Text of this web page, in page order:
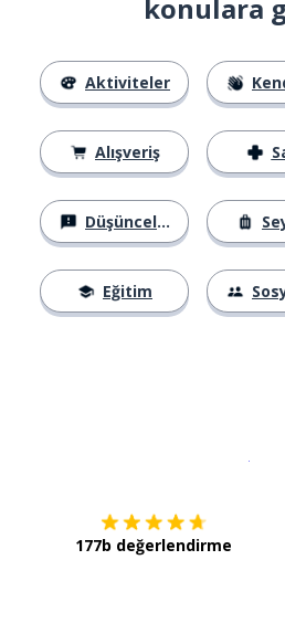
konulara
Aktiviteler
Alışveriş
Düşünceler
Eğitim
Kendini
177b değerlendirme